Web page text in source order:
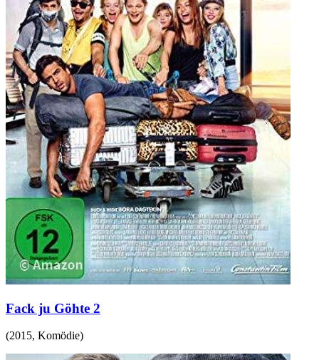
Fack ju Göhte 2
(2015, Komödie)